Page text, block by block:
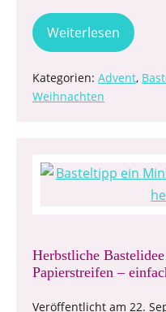
Weiterlesen
Kategorien: Advent,
Weihnachten
Herbstliche
Papierstreifen –
Veröffentlicht am 22.